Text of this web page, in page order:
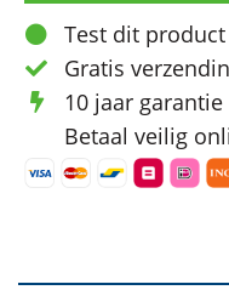
Test dit
Gratis
10 jaar garantie
Betaal veilig